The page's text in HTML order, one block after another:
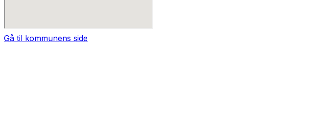
Gå til kommunens side